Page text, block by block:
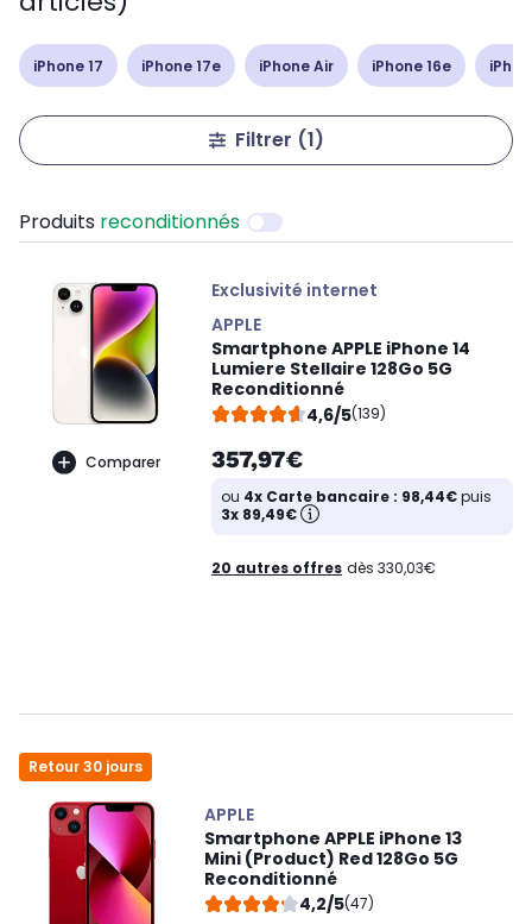
iPhone 17 iPhone 17e iPhone Air iPhone 16e
Filtrer (1)
Produits reconditionnés
Comparer
Exclusivité internet
APPLE
Smartphone APPLE iPhone 14
Lumiere Stellaire 128Go 5G
Reconditionné
4,6/5(139)
357,97€
ou 4x Carte bancaire : 98,44€puis
3x 89,49€
20 autres offres dès 330,03€
Retour 30 jours
APPLE
Smartphone APPLE iPhone 13
Mini (Product) Red 128Go 5G
Reconditionné
4,2/5(47)